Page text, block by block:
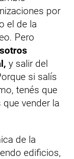
por
el de la
Pero
y salir del
si salís
tenés que
vender la
de la
edificios,